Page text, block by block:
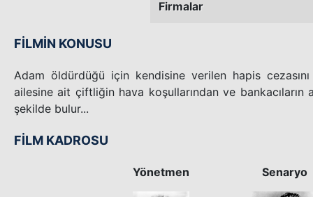
Firmalar
FİLMİN KONUSU
Adam öldürdüğü için kendisine verilen hapis
ailesine ait çiftliğin hava koşullarından ve bankacıların
şekilde bulur...
FİLM KADROSU
Yönetmen Senaryo